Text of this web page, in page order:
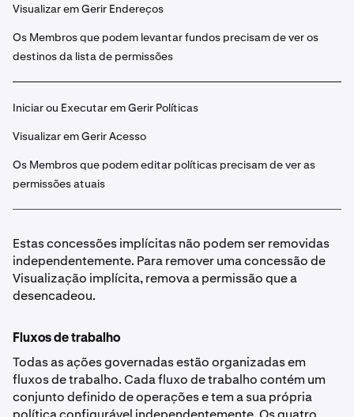
Visualizar em Gerir Endereços
Os Membros que podem levantar fundos precisam de ver os
destinos da lista de permissões
Iniciar ou Executar em Gerir Políticas
Visualizar em Gerir Acesso
Os Membros que podem editar políticas precisam de ver as
permissões atuais
Estas concessões implícitas não podem ser removidas
independentemente. Para remover uma concessão de
Visualização implícita, remova a permissão que a
desencadeou.
Fluxos de trabalho
Todas as ações governadas estão organizadas em
fluxos de trabalho. Cada fluxo de trabalho contém um
conjunto definido de operações e tem a sua própria